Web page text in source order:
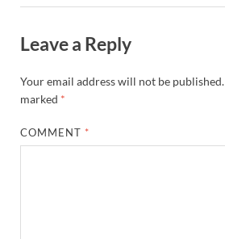
Leave a Reply
Your email address will not be published.
marked *
COMMENT *